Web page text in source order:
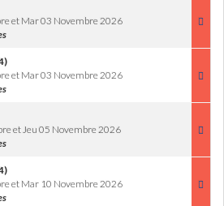
et Mar 03 Novembre 2026
et Mar 03 Novembre 2026
et Jeu 05 Novembre 2026
et Mar 10 Novembre 2026